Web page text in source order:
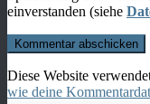
einverstanden (siehe
Diese Website
wie deine